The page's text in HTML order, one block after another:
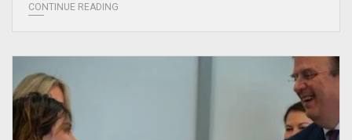
CONTINUE READING